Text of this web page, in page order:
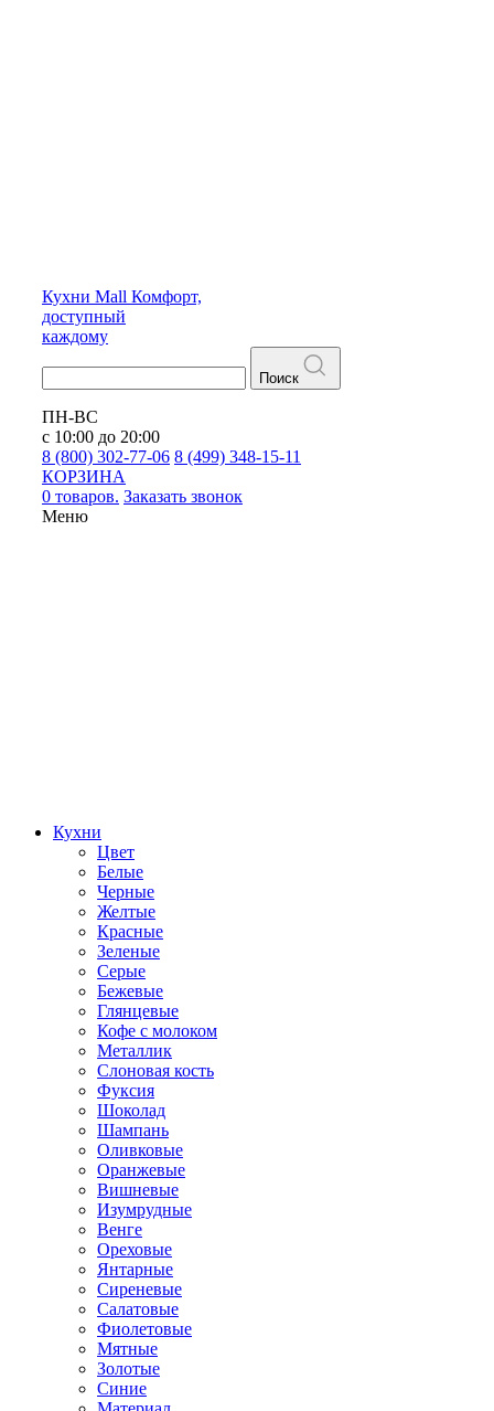
Кухни Mall Комфорт,
доступный
каждому
Поиск
ПН-ВС
с 10:00 до 20:00
8 (800) 302-77-06 8 (499) 348-15-11
КОРЗИНА
0 товаров. Заказать звонок
Меню
Кухни
Цвет
Белые
Черные
Желтые
Красные
Зеленые
Серые
Бежевые
Глянцевые
Кофе с молоком
Металлик
Слоновая кость
Фуксия
Шоколад
Шампань
Оливковые
Оранжевые
Вишневые
Изумрудные
Венге
Ореховые
Янтарные
Сиреневые
Салатовые
Фиолетовые
Мятные
Золотые
Синие